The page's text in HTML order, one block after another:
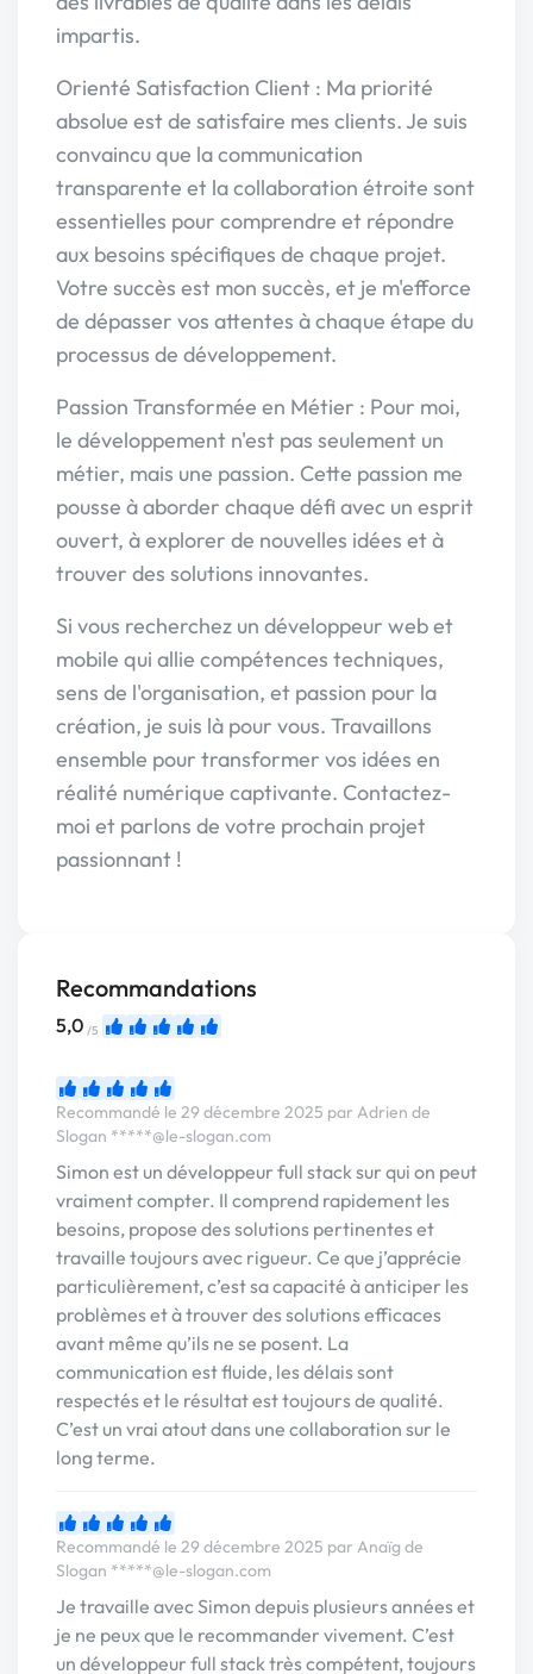
impartis.
Orienté Satisfaction Client : Ma priorité
absolue est de satisfaire mes clients. Je suis
convaincu que la communication
transparente et la collaboration étroite sont
essentielles pour comprendre et répondre
aux besoins spécifiques de chaque projet.
Votre succès est mon succès, et je m'efforce
de dépasser vos attentes à chaque étape du
processus de développement.
Passion Transformée en Métier : Pour moi,
le développement n'est pas seulement un
métier, mais une passion. Cette passion me
pousse à aborder chaque défi avec un esprit
ouvert, à explorer de nouvelles idées et à
trouver des solutions innovantes.
Si vous recherchez un développeur web et
mobile qui allie compétences techniques,
sens de l'organisation, et passion pour la
création, je suis là pour vous. Travaillons
ensemble pour transformer vos idées en
réalité numérique captivante. Contactez-
moi et parlons de votre prochain projet
passionnant !
Recommandations
5,0 /5
Recommandé le 29 décembre 2025 par Adrien de
Slogan *****@le-slogan.com
Simon est un développeur full stack sur qui on peut
vraiment compter. Il comprend rapidement les
besoins, propose des solutions pertinentes et
travaille toujours avec rigueur. Ce que j’apprécie
particulièrement, c’est sa capacité à anticiper les
problèmes et à trouver des solutions efficaces
avant même qu’ils ne se posent. La
communication est fluide, les délais sont
respectés et le résultat est toujours de qualité.
C’est un vrai atout dans une collaboration sur le
long terme.
Recommandé le 29 décembre 2025 par Anaïg de
Slogan *****@le-slogan.com
Je travaille avec Simon depuis plusieurs années et
je ne peux que le recommander vivement. C’est
un développeur full stack très compétent, toujours